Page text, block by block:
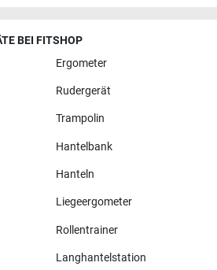
BEI FITSHOP
Ergometer
Rudergerät
Trampolin
Hantelbank
Hanteln
Liegeergometer
Rollentrainer
Langhantelstation